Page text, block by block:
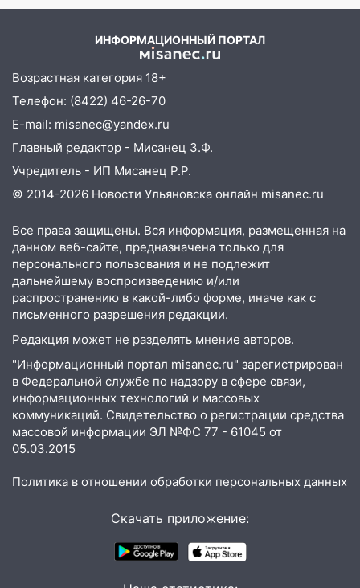
16:26 В Ульяновске бесплатно покажут
матч «Волги» под открытым небом
В Ульяновском госуниверситете
разработают отечественный прибор для
цифровой ПЦР
15:47 Ульяновцы могут вернуть деньги
за абонементы закрывшегося фитнес-
15:34 После вмешательства
области привели в порядок детские
площадки
15:27 Прокуратура проверяет
капремонт школы в селе Кивать
15:08 В Кузоватово после прокурорской
проверки обновили разметку на
пешеходных переходах
14:40 На проспекте Гая в Ульяновске
запретили остановку автомобилей на
50-метровом участке
14:22 В Новом городе 8 августа пройдет
мотофристайлом и концертом
погоды в Ульяновской области на
ИНФОРМАЦИОННЫЙ ПОРТАЛ
Возрастная категория 18+
Телефон: (8422) 46-26-70
E-mail: misanec@yandex.ru
Главный редактор - Мисанец З.Ф.
Учредитель - ИП Мисанец Р.Р.
© 2014-2026 Новости Ульяновска онлайн misanec.ru
Все права защищены. Вся информация, размещенная на
данном веб-сайте, предназначена только для
персонального пользования и не подлежит
дальнейшему воспроизведению и/или
распространению в какой-либо форме, иначе как с
письменного разрешения редакции.
Редакция может не разделять мнение авторов.
"Информационный портал misanec.ru" зарегистрирован
в Федеральной службе по надзору в сфере связи,
информационных технологий и массовых
коммуникаций. Свидетельство о регистрации средства
массовой информации ЭЛ №ФС 77 - 61045 от
05.03.2015
Политика в отношении обработки персональных данных
Скачать приложение: